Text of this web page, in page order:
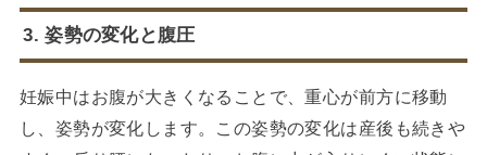
3. 姿勢の変化と腹圧
妊娠中はお腹が大きくなることで、重心が前方に移動
し、姿勢が変化します。この姿勢の変化は産後も続きや